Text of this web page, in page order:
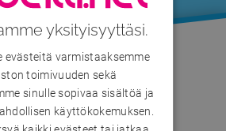
profiilinsa piilotetuksi.
yksityisyyttäsi.
evästeitä varmistaaksemme
toimivuuden sekä
sinulle sopivaa sisältöä ja
käyttökokemuksen.